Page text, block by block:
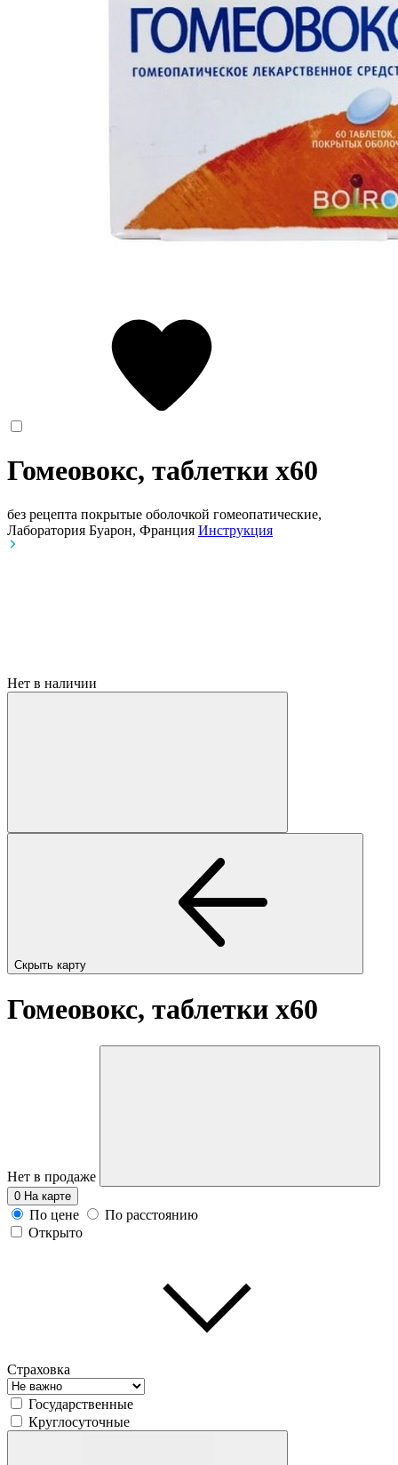
Гомеовокс, таблетки x60
без рецепта покрытые оболочкой гомеопатические,
Лаборатория Буарон, Франция Инструкция
Нет в наличии
Скрыть карту
Гомеовокс, таблетки x60
Нет в продаже
0 На карте
По цене
По расстоянию
Открыто
Страховка
Государственные
Круглосуточные